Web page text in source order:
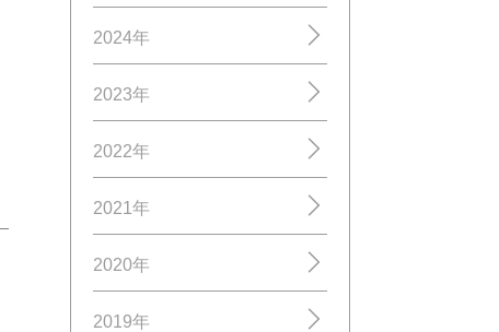
2024年
2023年
2022年
2021年
2020年
2019年